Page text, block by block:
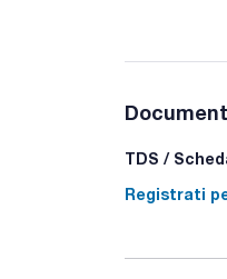
TDS /
Registrati